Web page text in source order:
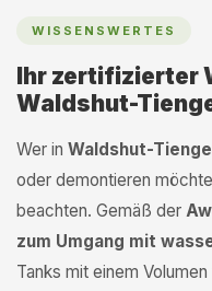
WISSENSWERTES
Ihr zertifizierter
Waldshut-
Wer in Waldshut-
oder demontieren
beachten. Gemäß der
zum Umgang mit
Tanks mit einem